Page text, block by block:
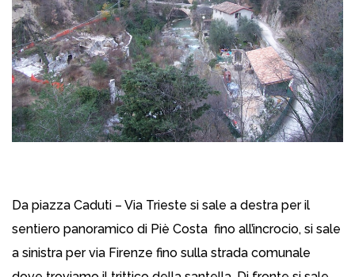
Da piazza Caduti – Via Trieste si sale a destra per il
sentiero panoramico di Piè Costa fino all’incrocio, si sale
a sinistra per via Firenze fino sulla strada comunale